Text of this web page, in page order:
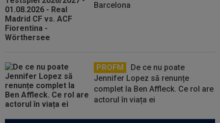
Barcelona
PROFM
De ce nu poate
Jennifer Lopez să renunțe
complet la Ben Affleck. Ce rol are
actorul în viața ei